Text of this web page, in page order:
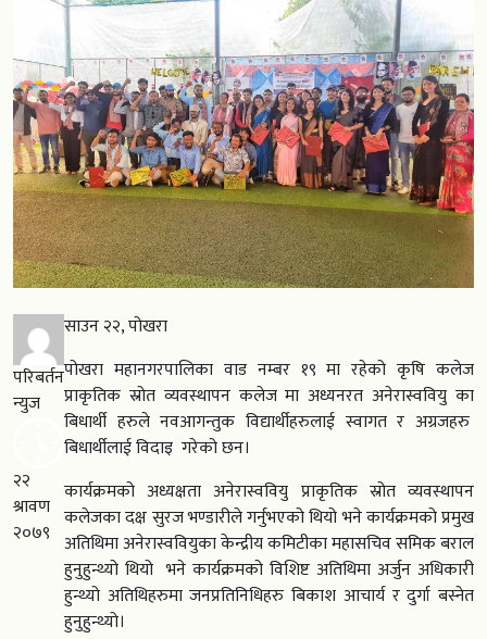
परिबर्तन
न्युज
२२
श्रावण
२०७९
साउन २२, पोखरा
पोखरा महानगरपालिका वाड नम्बर १९ मा रहेको कृषि कलेज
प्राकृतिक स्रोत व्यवस्थापन कलेज मा अध्यनरत अनेरास्ववियु का
बिधार्थी हरुले नवआगन्तुक विद्यार्थीहरुलाई स्वागत र अग्रजहरु
बिधार्थीलाई विदाइ गरेको छन।
कार्यक्रमको अध्यक्षता अनेरास्ववियु प्राकृतिक स्रोत व्यवस्थापन
कलेजका दक्ष सुरज भण्डारीले गर्नुभएको थियो भने कार्यक्रमको प्रमुख
अतिथिमा अनेरास्ववियुका केन्द्रीय कमिटीका महासचिव समिक बराल
हुनुहुन्थ्यो थियो भने कार्यक्रमको विशिष्ट अतिथिमा अर्जुन अधिकारी
हुन्थ्यो अतिथिहरुमा जनप्रतिनिधिहरु बिकाश आचार्य र दुर्गा बस्नेत
हुनुहुन्थ्यो।